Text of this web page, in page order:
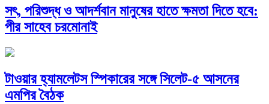
সৎ, পরিশুদ্ধ ও আদর্শবান মানুষের হাতে ক্ষমতা দিতে হবে:
পীর সাহেব চরমোনাই
টাওয়ার হ্যামলেটস স্পিকারের সঙ্গে সিলেট-৫ আসনের
এমপির বৈঠক